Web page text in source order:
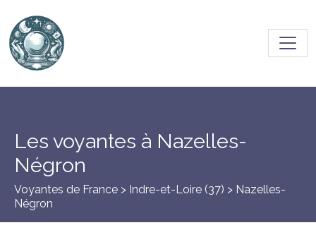
Les voyantes à Nazelles-
Négron
Voyantes de France > Indre-et-Loire (37) > Nazelles-
Négron